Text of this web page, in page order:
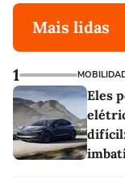
Mais lidas
1
Eles